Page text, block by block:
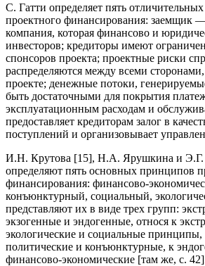
С. Гатти определяет пять
проектного финансирования: заемщик
компания, которая финансово и
инвесторов; кредиторы имеют
спонсоров проекта; проектные риски
распределяются между всеми
проекте; денежные потоки,
быть достаточными для покрытия
эксплуатационным расходам и
предоставляет кредиторам залог в
поступлений и организовывает
И.Н. Крутова [15], Н.А. Ярушкина и
определяют пять основных принципов
финансирования: финансово-
конъюнктурный, социальный,
представляют их в виде трех групп:
экзогенные и эндогенные, относя к
экологические и социальные
политические и конъюнктурные, к
финансово-экономические [там же, с.